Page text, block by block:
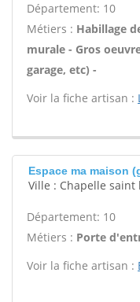
Département: 10
Métiers : Habillage
murale - Gros
garage, etc) -
Voir la fiche artisan :
Espace ma maison
Ville : Chapelle saint
Département: 10
Métiers : Porte
Voir la fiche artisan :